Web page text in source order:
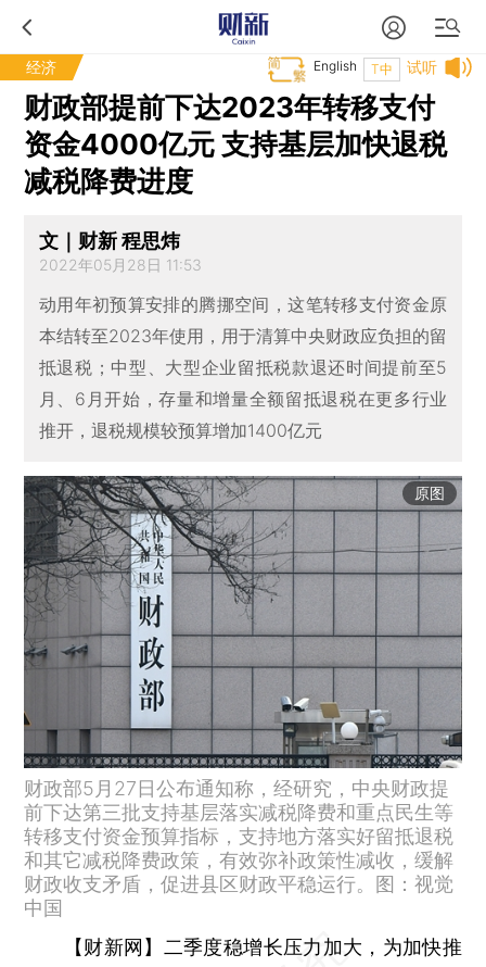
经济 试听
T中
English
财政部提前下达2023年转移支付
资金4000亿元 支持基层加快退税
减税降费进度
文｜财新 程思炜
2022年05月28日 11:53
动用年初预算安排的腾挪空间，这笔转移支付资金原
本结转至2023年使用，用于清算中央财政应负担的留
抵退税；中型、大型企业留抵税款退还时间提前至5
月、6月开始，存量和增量全额留抵退税在更多行业
推开，退税规模较预算增加1400亿元
原图
财政部5月27日公布通知称，经研究，中央财政提
前下达第三批支持基层落实减税降费和重点民生等
转移支付资金预算指标，支持地方落实好留抵退税
和其它减税降费政策，有效弥补政策性减收，缓解
财政收支矛盾，促进县区财政平稳运行。图：视觉
中国
【财新网】 二季度稳增长压力加大，为加快推